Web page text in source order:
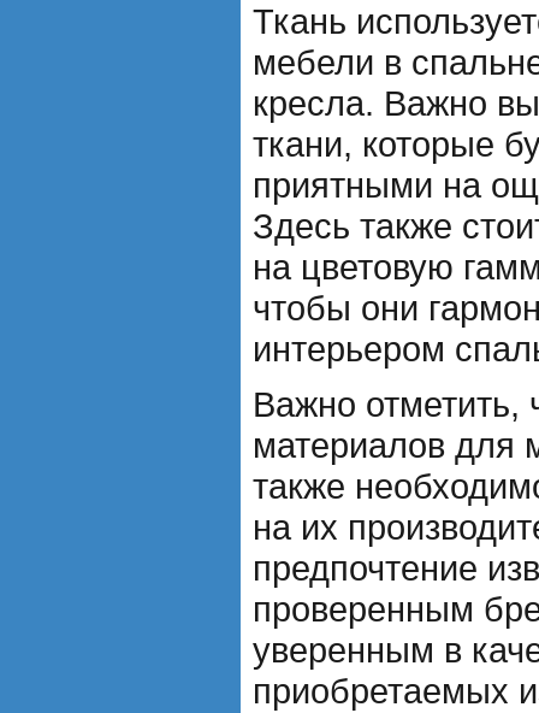
Ткань
мебели в
кресла. Важно
ткани, которые
приятными на
Здесь также
на цветовую
чтобы они
интерьером
Важно отметить,
материалов для
также
на их
предпочтение
проверенным
уверенным в
приобретаемых